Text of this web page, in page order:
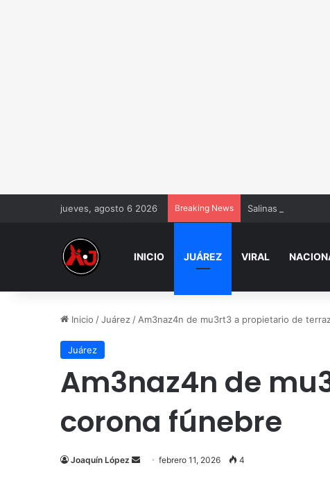
jueves, agosto 6 2026 Breaking News Salinas Pliego
INICIO JUÁREZ VIRAL
Inicio /Juárez / Am3naz4n de mu3rt3 a propietario de
Juárez
Am3naz4n de
corona fúnebre
Joaquín López
Sendfebrero 11, 2026 4